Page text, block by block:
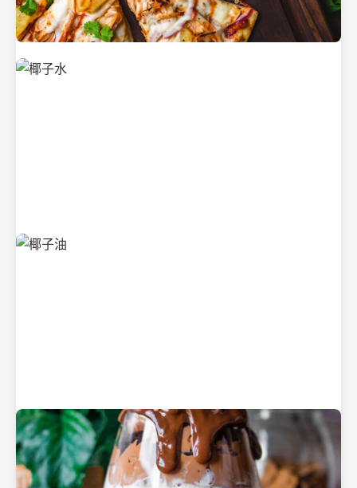
新鲜采摘的椰子
清凉解渴的椰子水
纯净的初榨椰子油